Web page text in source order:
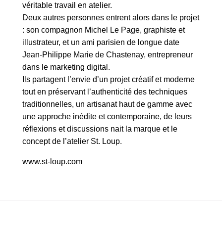
véritable travail en atelier.
Deux autres personnes entrent alors dans le projet
: son compagnon Michel Le Page, graphiste et
illustrateur, et un ami parisien de longue date
Jean-Philippe Marie de Chastenay, entrepreneur
dans le marketing digital.
Ils partagent l’envie d’un projet créatif et moderne
tout en préservant l’authenticité des techniques
traditionnelles, un artisanat haut de gamme avec
une approche inédite et contemporaine, de leurs
réflexions et discussions nait la marque et le
concept de l’atelier St. Loup.
www.st-loup.com